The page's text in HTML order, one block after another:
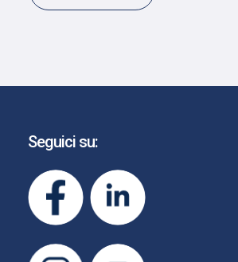
Seguici su: